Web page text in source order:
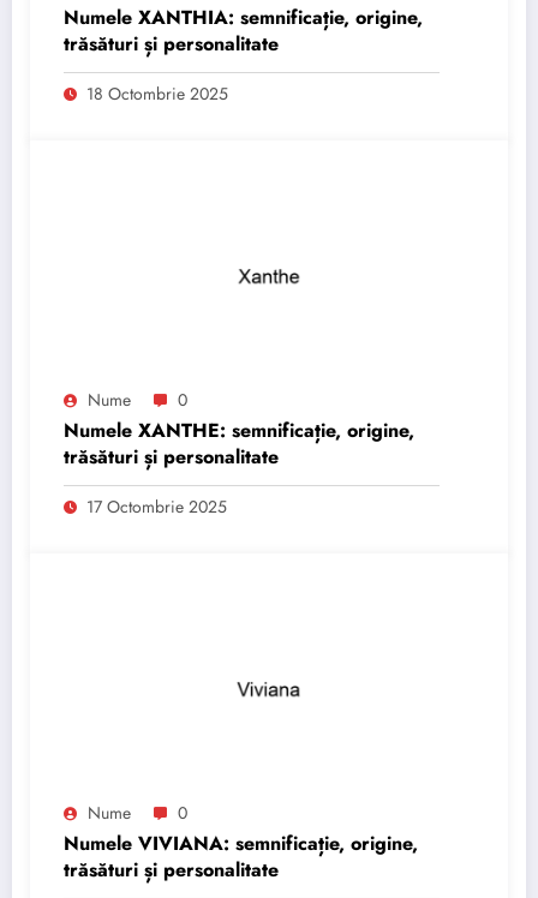
Numele XANTHIA: semnificație, origine,
trăsături și personalitate
18 Octombrie 2025
Nume 0
Numele XANTHE: semnificație, origine,
trăsături și personalitate
17 Octombrie 2025
Nume 0
Numele VIVIANA: semnificație, origine,
trăsături și personalitate